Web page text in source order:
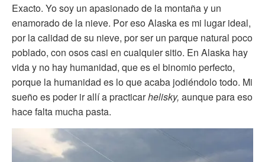
Exacto. Yo soy un apasionado de la montaña y un
enamorado de la nieve. Por eso Alaska es mi lugar ideal,
por la calidad de su nieve, por ser un parque natural poco
poblado, con osos casi en cualquier sitio. En Alaska hay
vida y no hay humanidad, que es el binomio perfecto,
porque la humanidad es lo que acaba jodiéndolo todo. Mi
sueño es poder ir allí a practicarhelisky, aunque para eso
hace falta mucha pasta.